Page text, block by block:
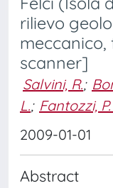
rilievo
scanner]
Salvini, R.;
L.; Fantozzi, P.
2009-01-01
Abstract